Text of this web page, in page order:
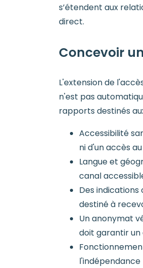
s’étendent aux
direct.
Concevoir
L'extension de
n'est pas
rapports destinés
Accessibilité
ni d'un accès
Langue et
canal
Des
destiné à
Un anonymat
doit garantir